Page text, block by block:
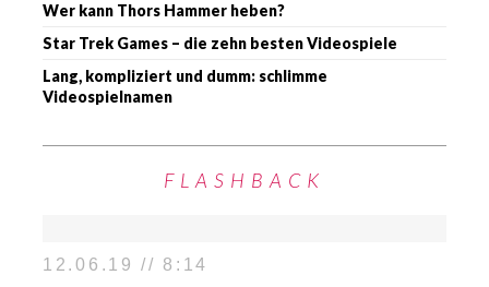
Wer kann Thors Hammer heben?
Star Trek Games – die zehn besten Videospiele
Lang, kompliziert und dumm: schlimme
Videospielnamen
FLASHBACK
12.06.19 // 8:14